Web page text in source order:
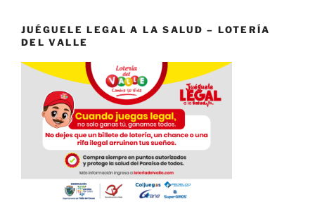
JUÉGUELE LEGAL A LA SALUD – LOTERÍA
DEL VALLE